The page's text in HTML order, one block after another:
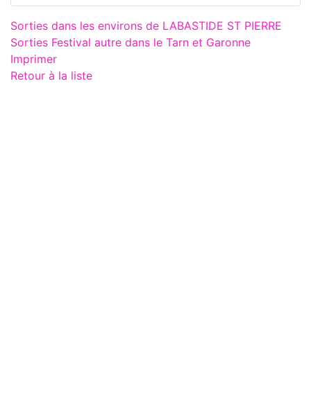
Sorties dans les environs de LABASTIDE ST PIERRE
Sorties Festival autre dans le Tarn et Garonne
Imprimer
Retour à la liste